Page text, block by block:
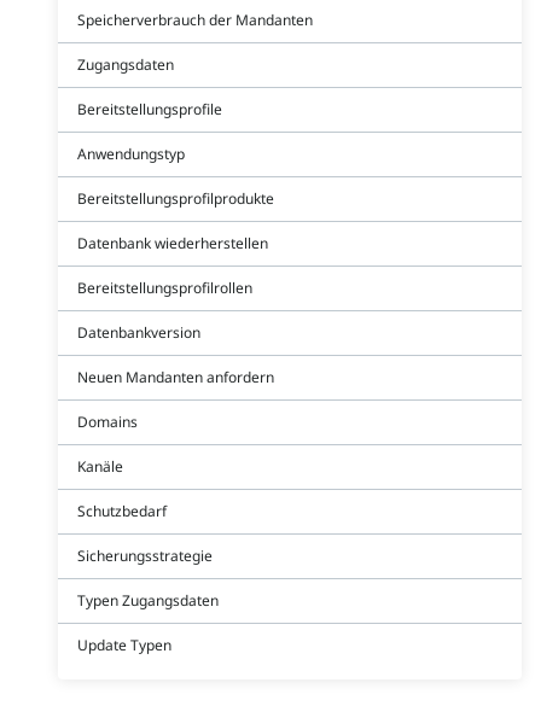
Speicherverbrauch der Mandanten
Zugangsdaten
Bereitstellungsprofile
Anwendungstyp
Bereitstellungsprofilprodukte
Datenbank wiederherstellen
Bereitstellungsprofilrollen
Datenbankversion
Neuen Mandanten anfordern
Domains
Kanäle
Schutzbedarf
Sicherungsstrategie
Typen Zugangsdaten
Update Typen